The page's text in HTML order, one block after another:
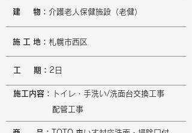
​建 物 ： 介護老人保健施設（老健）
施 工 地 ： 札幌市西区
工 期： 2日
施工内容：
トイレ・手洗い/洗面台交換工事
​ 配管工事